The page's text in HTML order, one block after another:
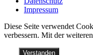
Impressum
Diese Seite verwendet
verbessern. Mit der
Verstanden